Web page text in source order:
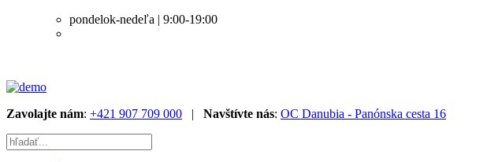
pondelok-nedeľa | 9:00-19:00
Zavolajte nám: +421 907 709 000 | Navštívte nás: OC Danubia - Panónska cesta 16